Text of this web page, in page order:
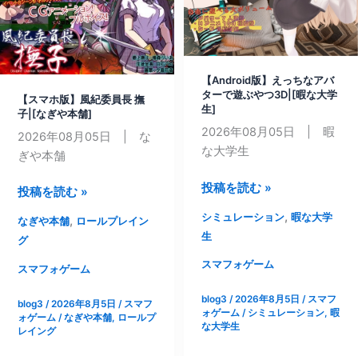
し
ょ。
【プ
ラ
シ
チ
ュ
エ
シ
ョ
ン】
唯
の“も
っ
ャ
ル
と
の
お
さ
わ
り
イ
フ
～|
ち
ち
メ
【スマホ版】風紀委員長 撫
子|[なぎや本舗]
2026年08月05日 | な
ぎや本舗
【ス
ホ
版】
風
委
員
投稿を読む »
なぎや本舗, ロールプレイン
グ
スマフォゲーム
blog3 /2026年8月5日 / スマフ
ォゲーム /なぎや本舗, ロールプ
レイング
【Android版】えっちなアバ
ターで遊ぶやつ3D|[暇な大学
生]
2026年08月05日 | 暇
な大学生
【Android
え
っ
ち
ア
バ
投稿を読む »
シミュレーション, 暇な大学
生
スマフォゲーム
blog3 /2026年8月5日 / スマフ
ォゲーム/ シミュレーション, 暇
な大学生